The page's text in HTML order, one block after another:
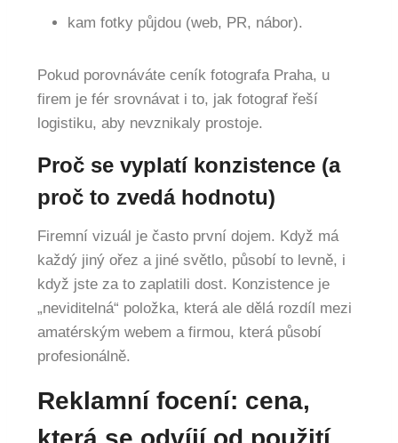
kam fotky půjdou (web, PR, nábor).
Pokud porovnáváte ceník fotografa Praha, u
firem je fér srovnávat i to, jak fotograf řeší
logistiku, aby nevznikaly prostoje.
Proč se vyplatí konzistence (a
proč to zvedá hodnotu)
Firemní vizuál je často první dojem. Když má
každý jiný ořez a jiné světlo, působí to levně, i
když jste za to zaplatili dost. Konzistence je
„neviditelná“ položka, která ale dělá rozdíl mezi
amatérským webem a firmou, která působí
profesionálně.
Reklamní focení: cena,